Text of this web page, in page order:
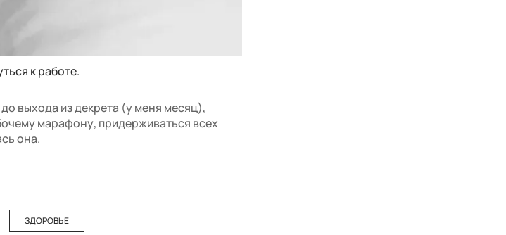
к работе.
выхода из декрета (у меня месяц),
марафону, придерживаться всех
она.
ЗДОРОВЬЕ